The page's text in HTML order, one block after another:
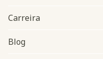
Navegação do rodapé
Carreira
Blog